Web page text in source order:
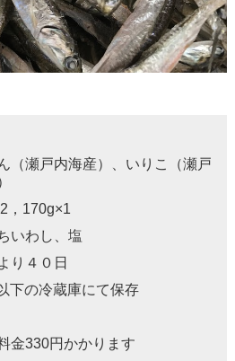
（瀬戸内海産）、いりこ（瀬戸
，170g×1
いわし、塩
り４０日
下の冷蔵庫にて保存
金330円かかります